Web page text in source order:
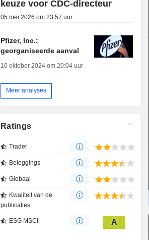
keuze voor CDC-directeur
05 mei 2026 om 23:57 uur
Pfizer, Inc.:
georganiseerde aanval
10 oktober 2024 om 20:04 uur
Meer analyses
Ratings
Trader
Beleggings
Globaal
Kwaliteit van de
publicaties
ESG MSCI A